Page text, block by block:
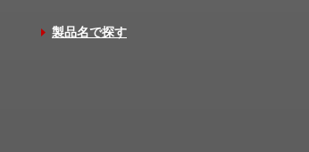
製品名で探す